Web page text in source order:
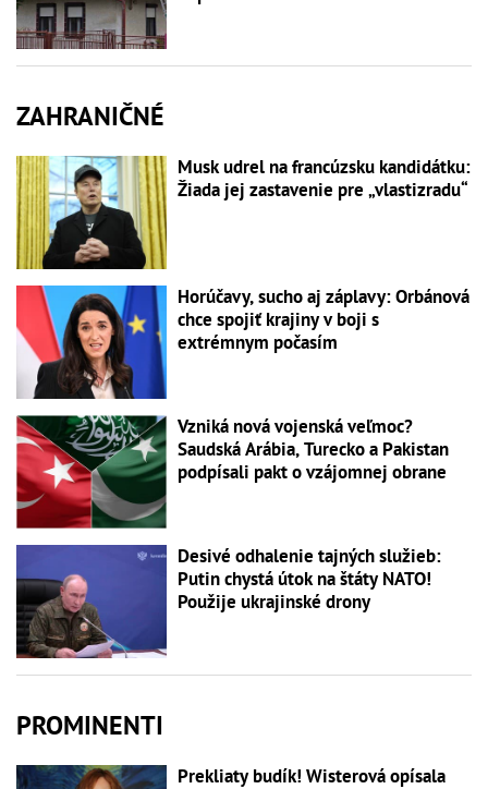
ZAHRANIČNÉ
Musk udrel na francúzsku kandidátku:
Žiada jej zastavenie pre „vlastizradu“
Horúčavy, sucho aj záplavy: Orbánová
chce spojiť krajiny v boji s
extrémnym počasím
Vzniká nová vojenská veľmoc?
Saudská Arábia, Turecko a Pakistan
podpísali pakt o vzájomnej obrane
Desivé odhalenie tajných služieb:
Putin chystá útok na štáty NATO!
Použije ukrajinské drony
PROMINENTI
Prekliaty budík! Wisterová opísala